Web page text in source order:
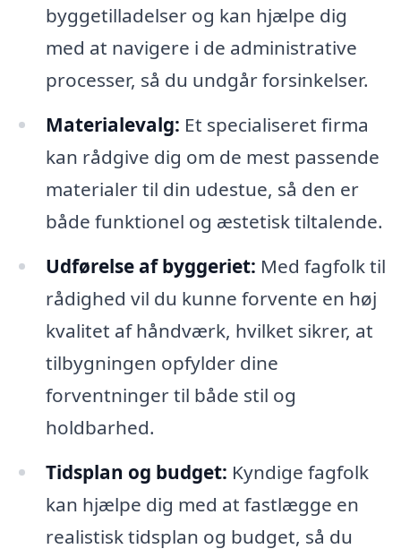
byggetilladelser og kan hjælpe dig
med at navigere i de administrative
processer, så du undgår forsinkelser.
Materialevalg: Et specialiseret firma
kan rådgive dig om de mest passende
materialer til din udestue, så den er
både funktionel og æstetisk tiltalende.
Udførelse af byggeriet: Med fagfolk til
rådighed vil du kunne forvente en høj
kvalitet af håndværk, hvilket sikrer, at
tilbygningen opfylder dine
forventninger til både stil og
holdbarhed.
Tidsplan og budget: Kyndige fagfolk
kan hjælpe dig med at fastlægge en
realistisk tidsplan og budget, så du